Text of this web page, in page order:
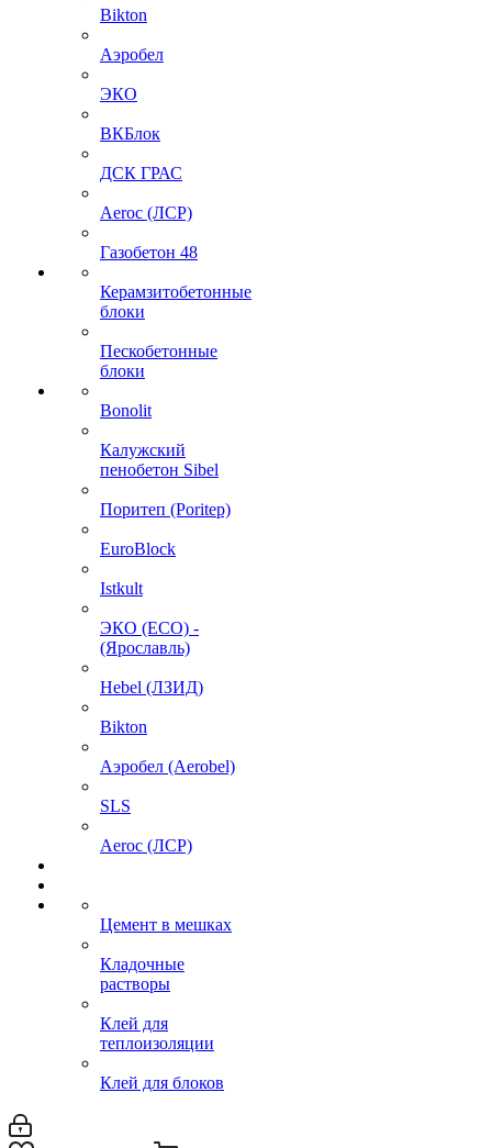
Bikton
Аэробел
ЭКО
ВКБлок
ДСК ГРАС
Aeroc (ЛСР)
Газобетон 48
Керамзитобетонные
блоки
Пескобетонные
блоки
Bonolit
Калужский
пенобетон Sibel
Поритеп (Poritep)
EuroBlock
Istkult
ЭКО (ECO) -
(Ярославль)
Hebel (ЛЗИД)
Bikton
Аэробел (Aerobel)
SLS
Aeroc (ЛСР)
Цемент в мешках
Кладочные
растворы
Клей для
теплоизоляции
Клей для блоков